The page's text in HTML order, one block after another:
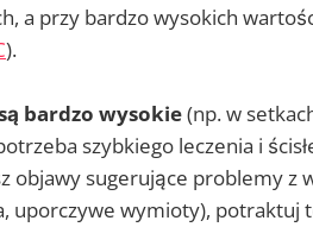
a przy bardzo wysokich
).
bardzo wysokie(np. w
szybkiego leczenia i
objawy sugerujące problemy
uporczywe wymioty), potraktuj